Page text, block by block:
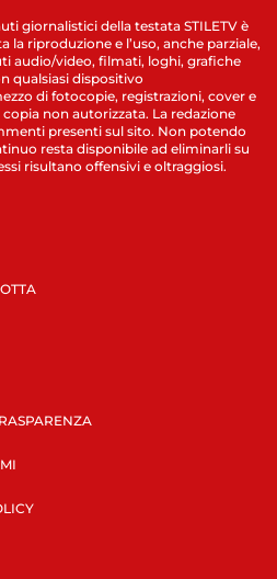
giornalistici della testata STILETV è
la riproduzione e l’uso, anche parziale,
audio/video, filmati, loghi, grafiche
qualsiasi dispositivo
di fotocopie, registrazioni, cover e
non autorizzata. La redazione
presenti sul sito. Non potendo
resta disponibile ad eliminarli su
risultano offensivi e oltraggiosi.